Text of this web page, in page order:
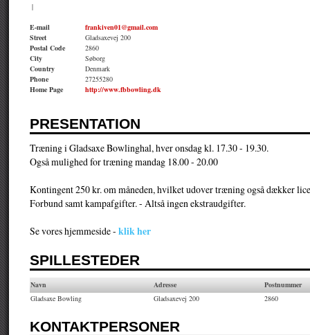
|
E-mail
frankiven01@gmail.com
Street
Gladsaxevej 200
Postal Code
2860
City
Søborg
Country
Denmark
Phone
27255280
Home Page
http://www.fbbowling.dk
PRESENTATION
Træning i Gladsaxe Bowlinghal, hver onsdag kl. 17.30 - 19.30.
Også mulighed for træning mandag 18.00 - 20.00
Kontingent 250 kr. om måneden, hvilket udover træning også dækker
Forbund samt kampafgifter. - Altså ingen ekstraudgifter.
Se vores hjemmeside - klik her
SPILLESTEDER
Navn Adresse
Postnummer
Gladsaxe Bowling
Gladsaxevej 200 2860
KONTAKTPERSONER